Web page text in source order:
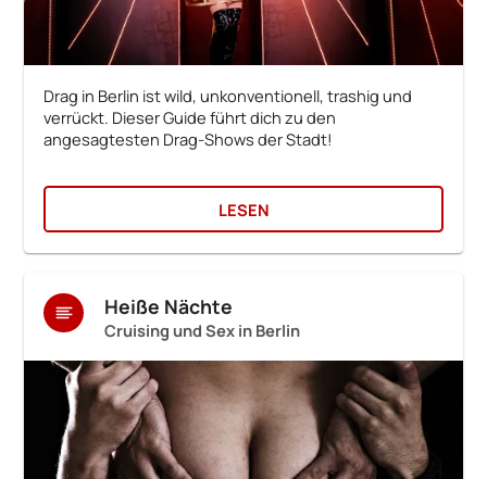
Drag in Berlin ist wild, unkonventionell, trashig und
verrückt. Dieser Guide führt dich zu den
angesagtesten Drag-Shows der Stadt!
LESEN
Heiße Nächte
Cruising und Sex in Berlin